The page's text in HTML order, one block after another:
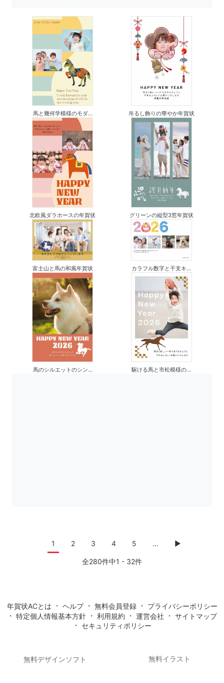
馬と幾何学模様のモダ... 吊るし飾りの華やか年賀状
北欧風ダラホースの年賀状 グリーンの縦型3窓年賀状
富士山と馬の和風年賀状 カラフル数字と干支キ...
馬のシルエットのシン... 駆ける馬と市松模様の...
1 2 3 4 5 ... ▶
全280件中1 - 32件
年賀状ACとは ・ ヘルプ・ 無料会員登録・ プライバシーポリシー
・ 特定個人情報基本方針 ・ 利用規約 ・ 運営会社 ・ サイトマップ
・ セキュリティポリシー
無料デザインソフト 無料イラスト